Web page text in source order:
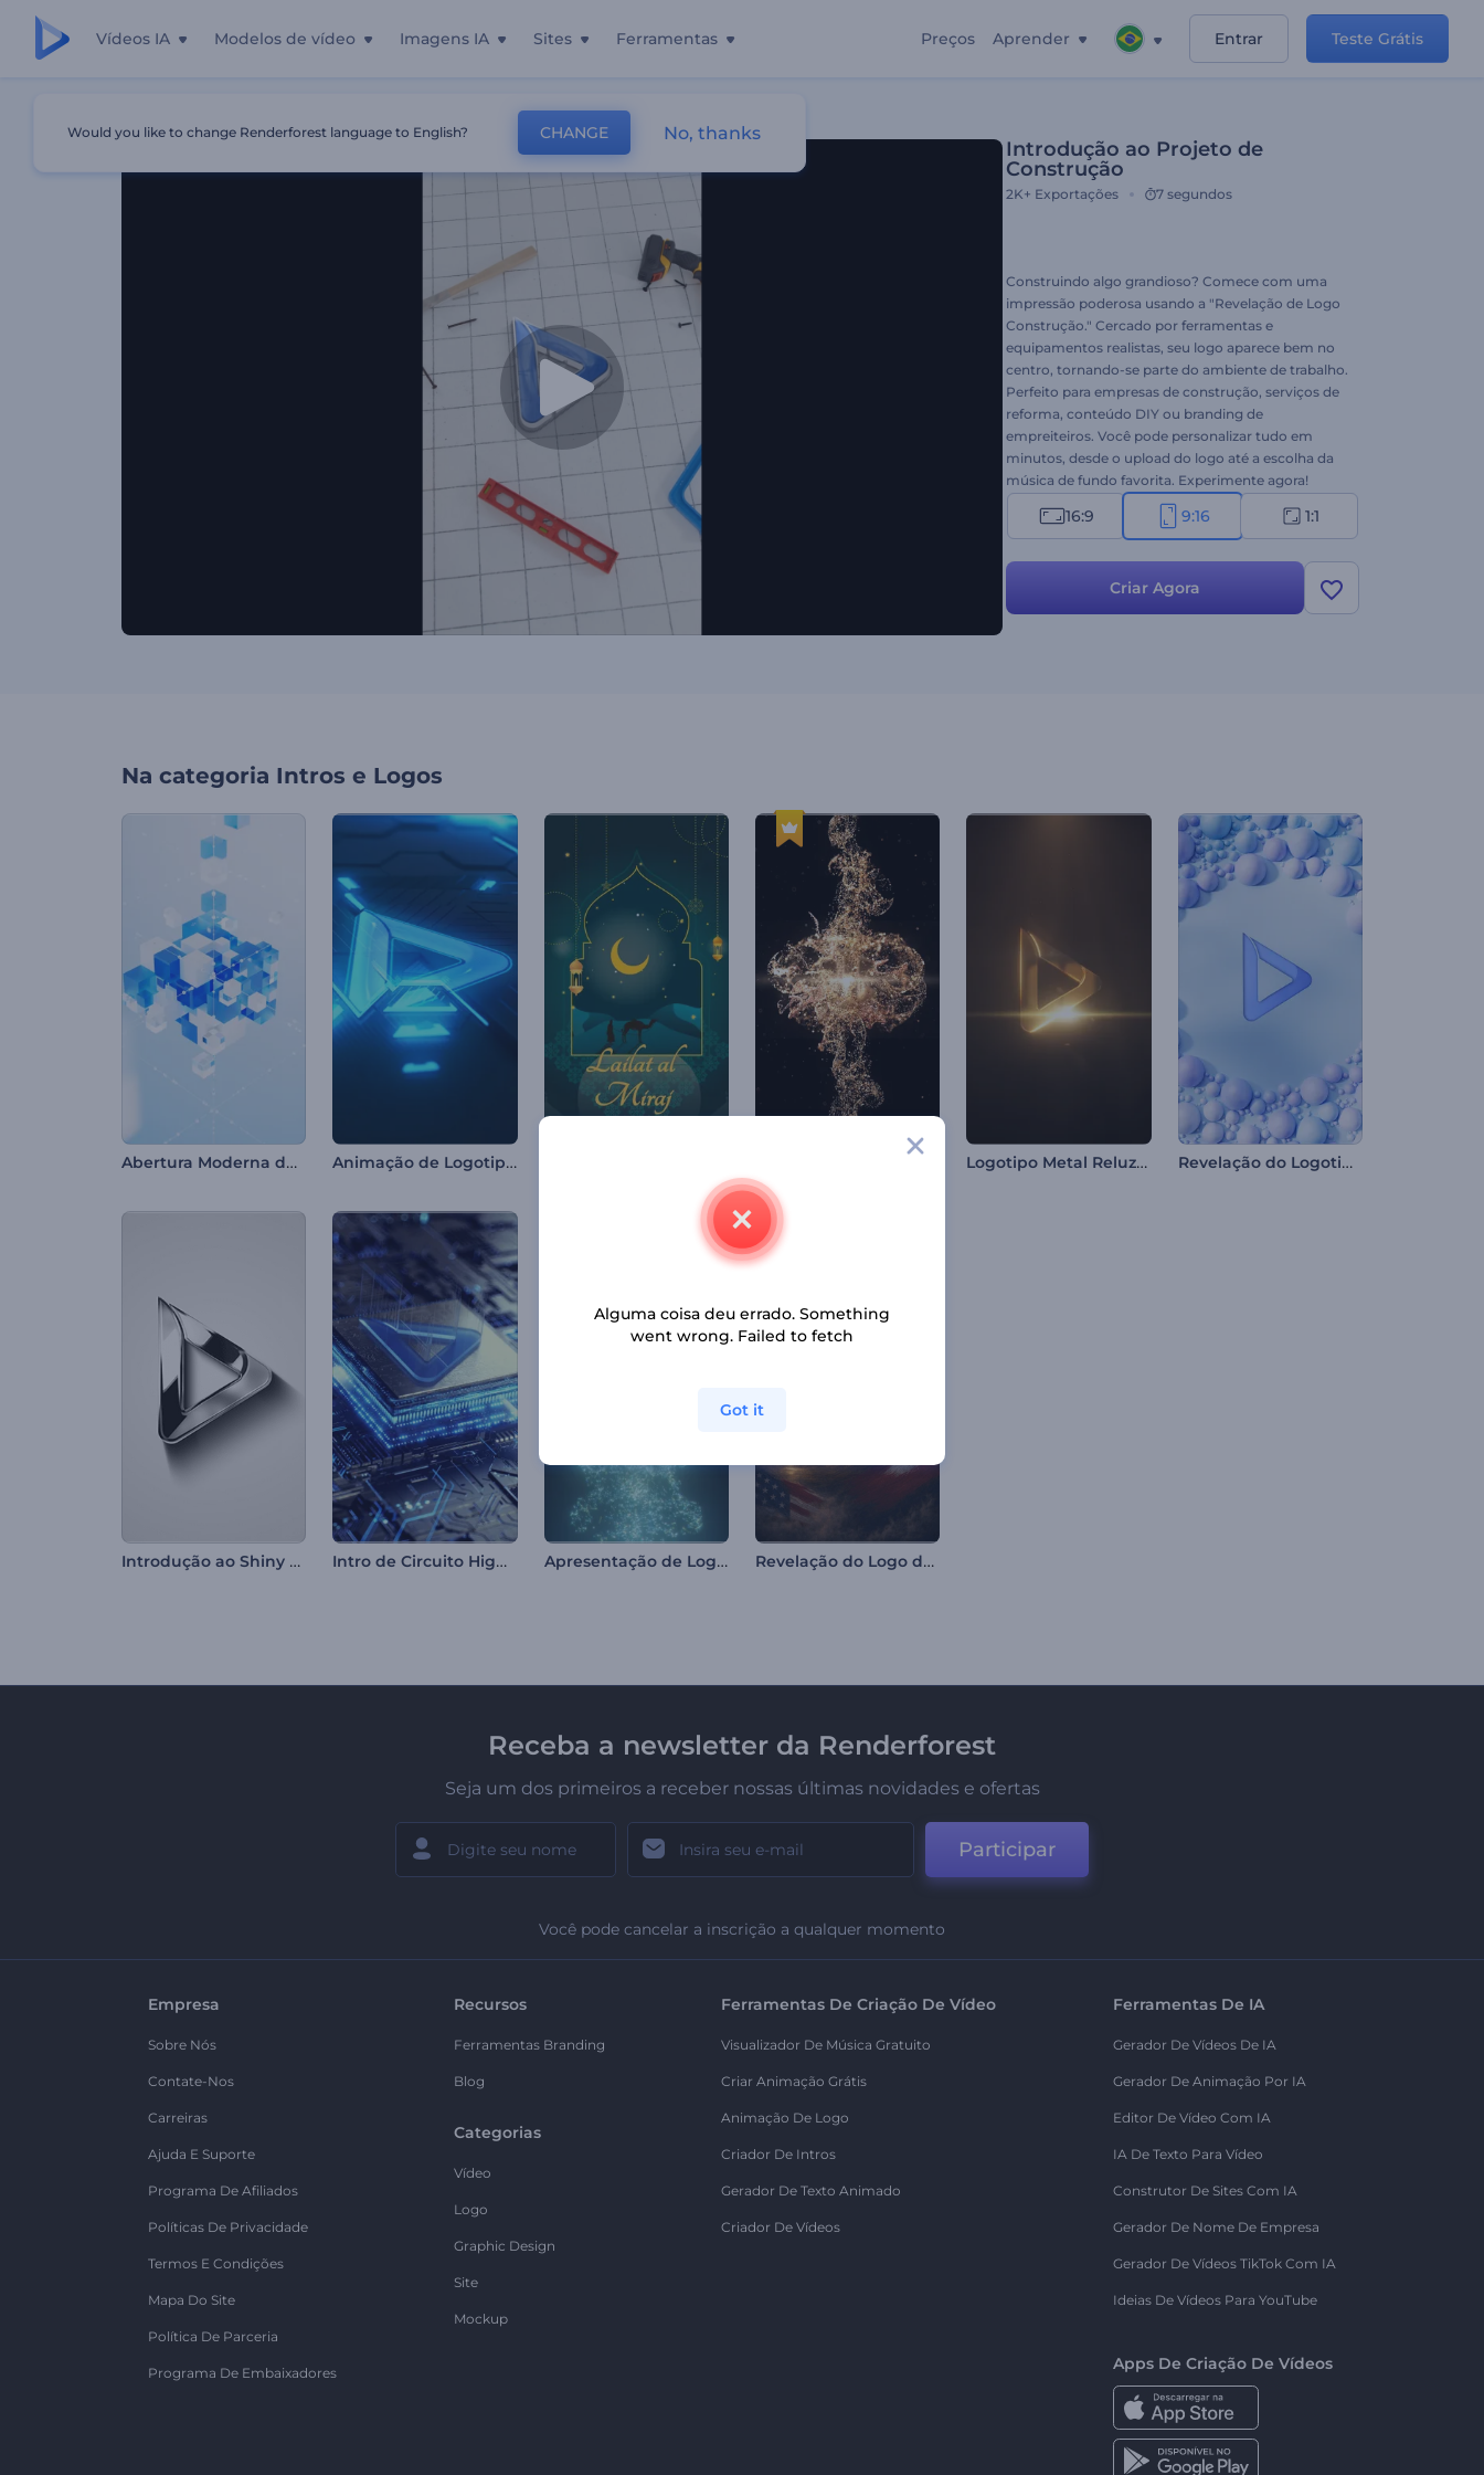
Vídeos IA Modelos de vídeo Imagens IA Sites Ferramentas Preços Aprender Entrar Teste Grátis
Introdução ao Projeto de
Construção
2K+ Exportações 7 segundos
Construindo algo grandioso? Comece com uma
impressão poderosa usando a "Revelação de Logo
Construção." Cercado por ferramentas e
equipamentos realistas, seu logo aparece bem no
centro, tornando-se parte do ambiente de trabalho.
Perfeito para empresas de construção, serviços de
reforma, conteúdo DIY ou branding de
empreiteiros. Você pode personalizar tudo em
minutos, desde o upload do logo até a escolha da
música de fundo favorita. Experimente agora!
16:9 9:16 1:1
Criar Agora
Na categoria Intros e Logos
Abertura Moderna de Cubos de Vidro Animação de Logotipo Tremor Neon Logotipo Metal Reluzente Revelação do Logotipo Soft Balls
Introdução ao Shiny Chrome Intro de Circuito High-Tech Apresentação de Logotipo - Fusão de Poeira Estelar Revelação do Logo da Copa
Receba a newsletter da Renderforest
Seja um dos primeiros a receber nossas últimas novidades e ofertas
Participar
Você pode cancelar a inscrição a qualquer momento
Empresa
Sobre Nós
Contate-Nos
Carreiras
Ajuda E Suporte
Programa De Afiliados
Políticas De Privacidade
Termos E Condições
Mapa Do Site
Política De Parceria
Programa De Embaixadores
Recursos
Ferramentas Branding
Blog
Categorias
Vídeo
Logo
Graphic Design
Site
Mockup
Ferramentas De Criação De Vídeo
Visualizador De Música Gratuito
Criar Animação Grátis
Animação De Logo
Criador De Intros
Gerador De Texto Animado
Criador De Vídeos
Ferramentas De IA
Gerador De Vídeos De IA
Gerador De Animação Por IA
Editor De Vídeo Com IA
IA De Texto Para Vídeo
Construtor De Sites Com IA
Gerador De Nome De Empresa
Gerador De Vídeos TikTok Com IA
Ideias De Vídeos Para YouTube
Apps De Criação De Vídeos
Would you like to change Renderforest language to English? CHANGE No, thanks
Alguma coisa deu errado. Something
went wrong. Failed to fetch
Got it